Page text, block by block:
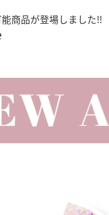
商品が登場しました‼︎